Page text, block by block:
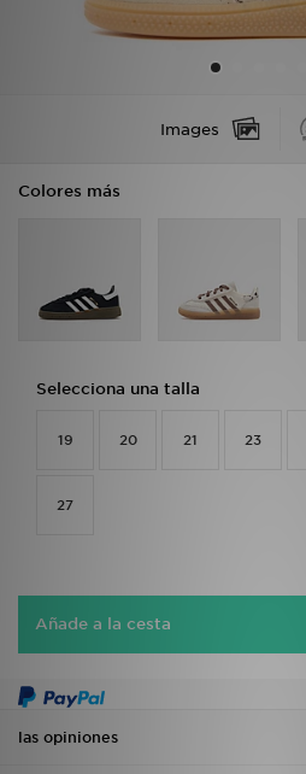
Images
Colores más
Selecciona una talla
19 20 21 23
27
Añade a la cesta
las opiniones
TARJETA REGALO